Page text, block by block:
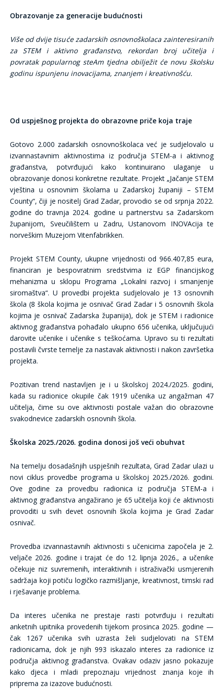
Obrazovanje za generacije budućnosti
Više od dvije tisuće zadarskih osnovnoškolaca zainteresiranih
za STEM i aktivno građanstvo, rekordan broj učitelja i
povratak popularnog steAm tjedna obilježit će novu školsku
godinu ispunjenu inovacijama, znanjem i kreativnošću.
Od uspješnog projekta do obrazovne priče koja traje
Gotovo 2.000 zadarskih osnovnoškolaca već je sudjelovalo u
izvannastavnim aktivnostima iz područja STEM-a i aktivnog
građanstva, potvrđujući kako kontinuirano ulaganje u
obrazovanje donosi konkretne rezultate. Projekt „Jačanje STEM
vještina u osnovnim školama u Zadarskoj županiji – STEM
County“, čiji je nositelj Grad Zadar, provodio se od srpnja 2022.
godine do travnja 2024. godine u partnerstvu sa Zadarskom
županijom, Sveučilištem u Zadru, Ustanovom INOVAcija te
norveškim Muzejom Vitenfabrikken.
Projekt STEM County, ukupne vrijednosti od 966.407,85 eura,
financiran je bespovratnim sredstvima iz EGP financijskog
mehanizma u sklopu Programa „Lokalni razvoj i smanjenje
siromaštva“. U provedbi projekta sudjelovalo je 13 osnovnih
škola (8 škola kojima je osnivač Grad Zadar i 5 osnovnih škola
kojima je osnivač Zadarska županija), dok je STEM i radionice
aktivnog građanstva pohađalo ukupno 656 učenika, uključujući
darovite učenike i učenike s teškoćama. Upravo su ti rezultati
postavili čvrste temelje za nastavak aktivnosti i nakon završetka
projekta.
Pozitivan trend nastavljen je i u školskoj 2024./2025. godini,
kada su radionice okupile čak 1919 učenika uz angažman 47
učitelja, čime su ove aktivnosti postale važan dio obrazovne
svakodnevice zadarskih osnovnih škola.
Školska 2025./2026. godina donosi još veći obuhvat
Na temelju dosadašnjih uspješnih rezultata, Grad Zadar ulazi u
novi ciklus provedbe programa u školskoj 2025./2026. godini.
Ove godine za provedbu radionica iz područja STEM-a i
aktivnog građanstva angažirano je 65 učitelja koji će aktivnosti
provoditi u svih devet osnovnih škola kojima je Grad Zadar
osnivač.
Provedba izvannastavnih aktivnosti s učenicima započela je 2.
veljače 2026. godine i trajat će do 12. lipnja 2026., a učenike
očekuje niz suvremenih, interaktivnih i istraživački usmjerenih
sadržaja koji potiču logičko razmišljanje, kreativnost, timski rad
i rješavanje problema.
Da interes učenika ne prestaje rasti potvrđuju i rezultati
anketnih upitnika provedenih tijekom prosinca 2025. godine —
čak 1267 učenika svih uzrasta želi sudjelovati na STEM
radionicama, dok je njih 993 iskazalo interes za radionice iz
područja aktivnog građanstva. Ovakav odaziv jasno pokazuje
kako djeca i mladi prepoznaju vrijednost znanja koje ih
priprema za izazove budućnosti.